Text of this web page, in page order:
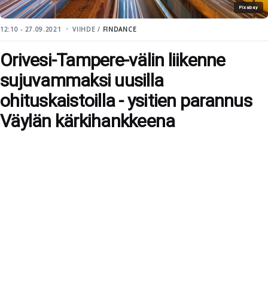
Pixabay
12:10 - 27.09.2021 VIIHDE / FINDANCE
Orivesi-Tampere-välin liikenne
sujuvammaksi uusilla
ohituskaistoilla - ysitien parannus
Väylän kärkihankkeena